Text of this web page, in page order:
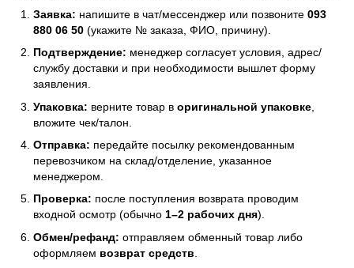
Заявка: напишите в чат/мессенджер или позвоните 093
880 06 50 (укажите № заказа, ФИО, причину).
Подтверждение: менеджер согласует условия, адрес/
службу доставки и при необходимости вышлет форму
заявления.
Упаковка: верните товар в оригинальной упаковке
вложите чек/талон.
Отправка: передайте посылку рекомендованным
перевозчиком на склад/отделение, указанное
менеджером.
Проверка: после поступления возврата проводим
входной осмотр (обычно 1–2 рабочих дня).
Обмен/рефанд: отправляем обменный товар либо
оформляем возврат средств